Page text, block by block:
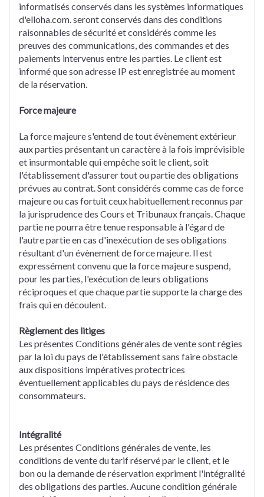
informatisés conservés dans les systèmes informatiques
d'elloha.com. seront conservés dans des conditions
raisonnables de sécurité et considérés comme les
preuves des communications, des commandes et des
paiements intervenus entre les parties. Le client est
informé que son adresse IP est enregistrée au moment
de la réservation.
Force majeure
La force majeure s'entend de tout évènement extérieur
aux parties présentant un caractère à la fois imprévisible
et insurmontable qui empêche soit le client, soit
l'établissement d'assurer tout ou partie des obligations
prévues au contrat. Sont considérés comme cas de force
majeure ou cas fortuit ceux habituellement reconnus par
la jurisprudence des Cours et Tribunaux français. Chaque
partie ne pourra être tenue responsable à l'égard de
l'autre partie en cas d'inexécution de ses obligations
résultant d'un évènement de force majeure. Il est
expressément convenu que la force majeure suspend,
pour les parties, l'exécution de leurs obligations
réciproques et que chaque partie supporte la charge des
frais qui en découlent.
Règlement des litiges
Les présentes Conditions générales de vente sont régies
par la loi du pays de l'établissement sans faire obstacle
aux dispositions impératives protectrices
éventuellement applicables du pays de résidence des
consommateurs.
Intégralité
Les présentes Conditions générales de vente, les
conditions de vente du tarif réservé par le client, et le
bon ou la demande de réservation expriment l'intégralité
des obligations des parties. Aucune condition générale